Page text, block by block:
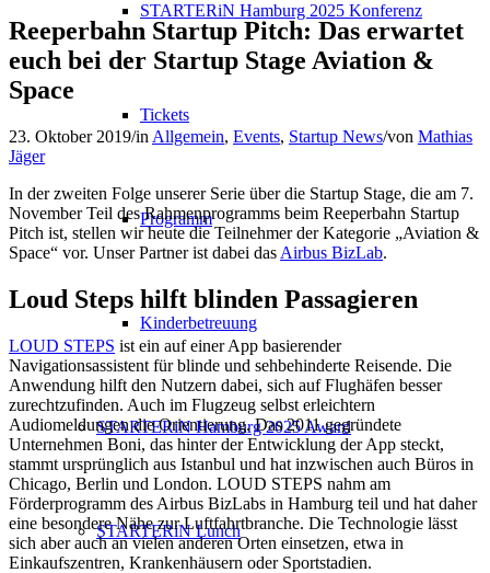
STARTERiN Hamburg 2025 Konferenz
Tickets
Programm
Kinderbetreuung
STARTERiN Hamburg 2025 Award
STARTERiN Lunch
Reeperbahn Startup Pitch: Das erwartet
euch bei der Startup Stage Aviation &
Space
23. Oktober 2019/in Allgemein, Events, Startup News/von Mathias
Jäger
In der zweiten Folge unserer Serie über die Startup Stage, die am 7.
November Teil des Rahmenprogramms beim Reeperbahn Startup
Pitch ist, stellen wir heute die Teilnehmer der Kategorie „Aviation &
Space“ vor. Unser Partner ist dabei das Airbus BizLab.
Loud Steps hilft blinden Passagieren
LOUD STEPS ist ein auf einer App basierender
Navigationsassistent für blinde und sehbehinderte Reisende. Die
Anwendung hilft den Nutzern dabei, sich auf Flughäfen besser
zurechtzufinden. Auch im Flugzeug selbst erleichtern
Audiomeldungen die Orientierung. Das 2011 gegründete
Unternehmen Boni, das hinter der Entwicklung der App steckt,
stammt ursprünglich aus Istanbul und hat inzwischen auch Büros in
Chicago, Berlin und London. LOUD STEPS nahm am
Förderprogramm des Airbus BizLabs in Hamburg teil und hat daher
eine besondere Nähe zur Luftfahrtbranche. Die Technologie lässt
sich aber auch an vielen anderen Orten einsetzen, etwa in
Einkaufszentren, Krankenhäusern oder Sportstadien.